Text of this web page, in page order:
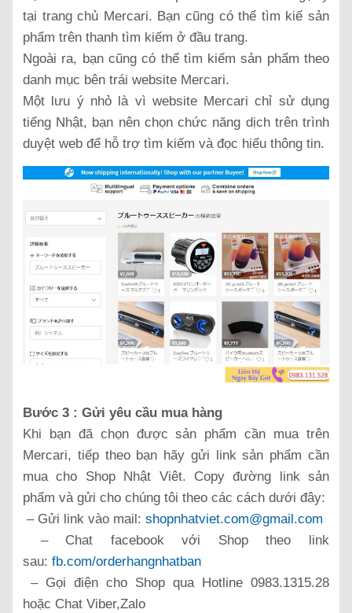
tại trang chủ Mercari. Bạn cũng có thể tìm kiế sản
phẩm trên thanh tìm kiếm ở đầu trang.
Ngoài ra, bạn cũng có thể tìm kiếm sản phẩm theo
danh mục bên trái website Mercari.
Một lưu ý nhỏ là vì website Mercari chỉ sử dụng
tiếng Nhật, bạn nên chọn chức năng dịch trên trình
duyệt web để hỗ trợ tìm kiếm và đọc hiểu thông tin.
Bước 3 : Gửi yêu cầu mua hàng
Khi bạn đã chọn được sản phẩm cần mua trên
Mercari, tiếp theo bạn hãy gửi link sản phẩm cần
mua cho Shop Nhật Viêt. Copy đường link sản
phẩm và gửi cho chúng tôi theo các cách dưới đây:
– Gửi link vào mail: shopnhatviet.com@gmail.com
– Chat facebook với Shop theo link
sau: fb.com/orderhangnhatban
– Gọi điện cho Shop qua Hotline 0983.1315.28
hoặc Chat Viber,Zalo